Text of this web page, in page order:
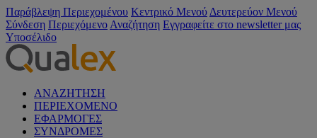
Παράβλεψη Περιεχομένου Κεντρικό Μενού Δευτερεύον Μενού
Σύνδεση Περιεχόμενο Αναζήτηση Εγγραφείτε στο newsletter μας
Υποσέλιδο
ΑΝΑΖΗΤΗΣΗ
ΠΕΡΙΕΧΟΜΕΝΟ
ΕΦΑΡΜΟΓΕΣ
ΣΥΝΔΡΟΜΕΣ